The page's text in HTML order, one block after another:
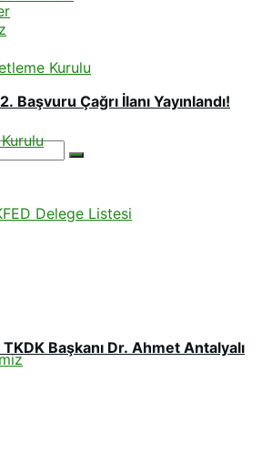
Kurulu
Delege Listesi
Başvuru Çağrı İlanı Yayınlandı!
Başkanı Dr. Ahmet Antalyalı